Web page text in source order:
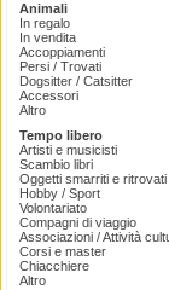
Animali
In regalo
In vendita
Accoppiamenti
Persi / Trovati
Dogsitter / Catsitter
Accessori
Altro
Tempo libero
Artisti e musicisti
Scambio libri
Oggetti smarriti e ritrovati
Hobby / Sport
Volontariato
Compagni di viaggio
Associazioni / Attività
Corsi e master
Chiacchiere
Altro